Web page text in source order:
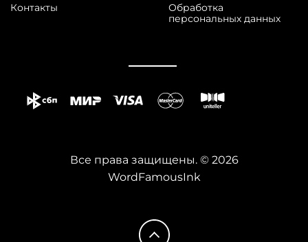
WordFamousInk
Все права защищены. © 2026
Контакты
Обработка
персональных данных